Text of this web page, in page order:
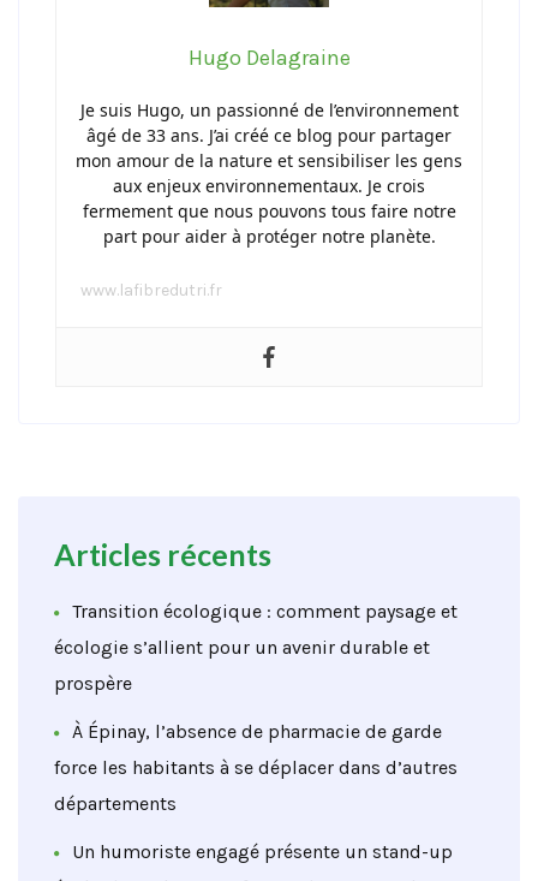
Hugo Delagraine
Je suis Hugo, un passionné de l’environnement
âgé de 33 ans. J’ai créé ce blog pour partager
mon amour de la nature et sensibiliser les gens
aux enjeux environnementaux. Je crois
fermement que nous pouvons tous faire notre
part pour aider à protéger notre planète.
www.lafibredutri.fr
Articles récents
Transition écologique : comment paysage et
écologie s’allient pour un avenir durable et
prospère
À Épinay, l’absence de pharmacie de garde
force les habitants à se déplacer dans d’autres
départements
Un humoriste engagé présente un stand-up